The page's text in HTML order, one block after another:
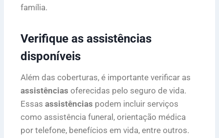
família.
Verifique as assistências
disponíveis
Além das coberturas, é importante verificar as
assistências oferecidas pelo seguro de vida.
Essas assistências podem incluir serviços
como assistência funeral, orientação médica
por telefone, benefícios em vida, entre outros.